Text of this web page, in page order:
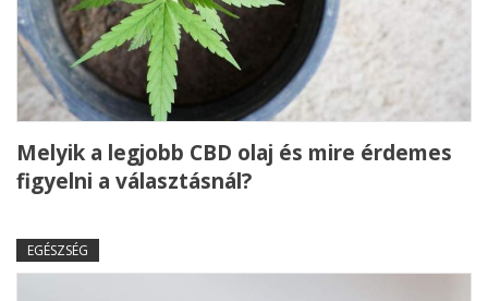
Melyik a legjobb CBD olaj és mire érdemes
figyelni a választásnál?
EGÉSZSÉG